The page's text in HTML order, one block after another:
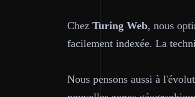
Chez Turing Web, nous
facilement indexée. La
Nous pensons aussi à